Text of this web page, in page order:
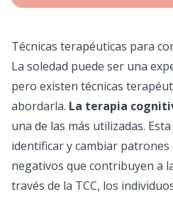
Técnicas terapéuticas para
La soledad puede ser una
pero existen técnicas
abordarla. La terapia
una de las más utilizadas.
identificar y cambiar
negativos que contribuyen a
través de la TCC, los